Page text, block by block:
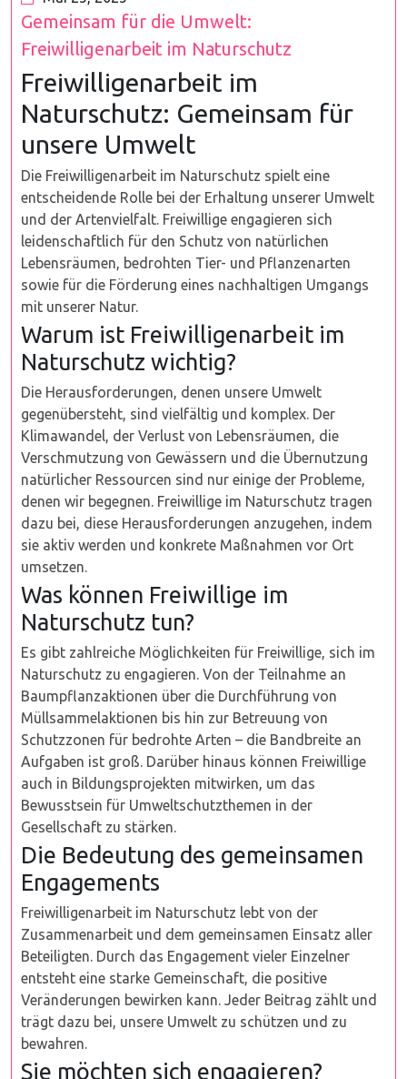
Gemeinsam für die Umwelt:
Freiwilligenarbeit im Naturschutz
Freiwilligenarbeit im
Naturschutz: Gemeinsam für
unsere Umwelt
Die Freiwilligenarbeit im Naturschutz spielt eine
entscheidende Rolle bei der Erhaltung unserer Umwelt
und der Artenvielfalt. Freiwillige engagieren sich
leidenschaftlich für den Schutz von natürlichen
Lebensräumen, bedrohten Tier- und Pflanzenarten
sowie für die Förderung eines nachhaltigen Umgangs
mit unserer Natur.
Warum ist Freiwilligenarbeit im
Naturschutz wichtig?
Die Herausforderungen, denen unsere Umwelt
gegenübersteht, sind vielfältig und komplex. Der
Klimawandel, der Verlust von Lebensräumen, die
Verschmutzung von Gewässern und die Übernutzung
natürlicher Ressourcen sind nur einige der Probleme,
denen wir begegnen. Freiwillige im Naturschutz tragen
dazu bei, diese Herausforderungen anzugehen, indem
sie aktiv werden und konkrete Maßnahmen vor Ort
umsetzen.
Was können Freiwillige im
Naturschutz tun?
Es gibt zahlreiche Möglichkeiten für Freiwillige, sich im
Naturschutz zu engagieren. Von der Teilnahme an
Baumpflanzaktionen über die Durchführung von
Müllsammelaktionen bis hin zur Betreuung von
Schutzzonen für bedrohte Arten – die Bandbreite an
Aufgaben ist groß. Darüber hinaus können Freiwillige
auch in Bildungsprojekten mitwirken, um das
Bewusstsein für Umweltschutzthemen in der
Gesellschaft zu stärken.
Die Bedeutung des gemeinsamen
Engagements
Freiwilligenarbeit im Naturschutz lebt von der
Zusammenarbeit und dem gemeinsamen Einsatz aller
Beteiligten. Durch das Engagement vieler Einzelner
entsteht eine starke Gemeinschaft, die positive
Veränderungen bewirken kann. Jeder Beitrag zählt und
trägt dazu bei, unsere Umwelt zu schützen und zu
bewahren.
Sie möchten sich engagieren?